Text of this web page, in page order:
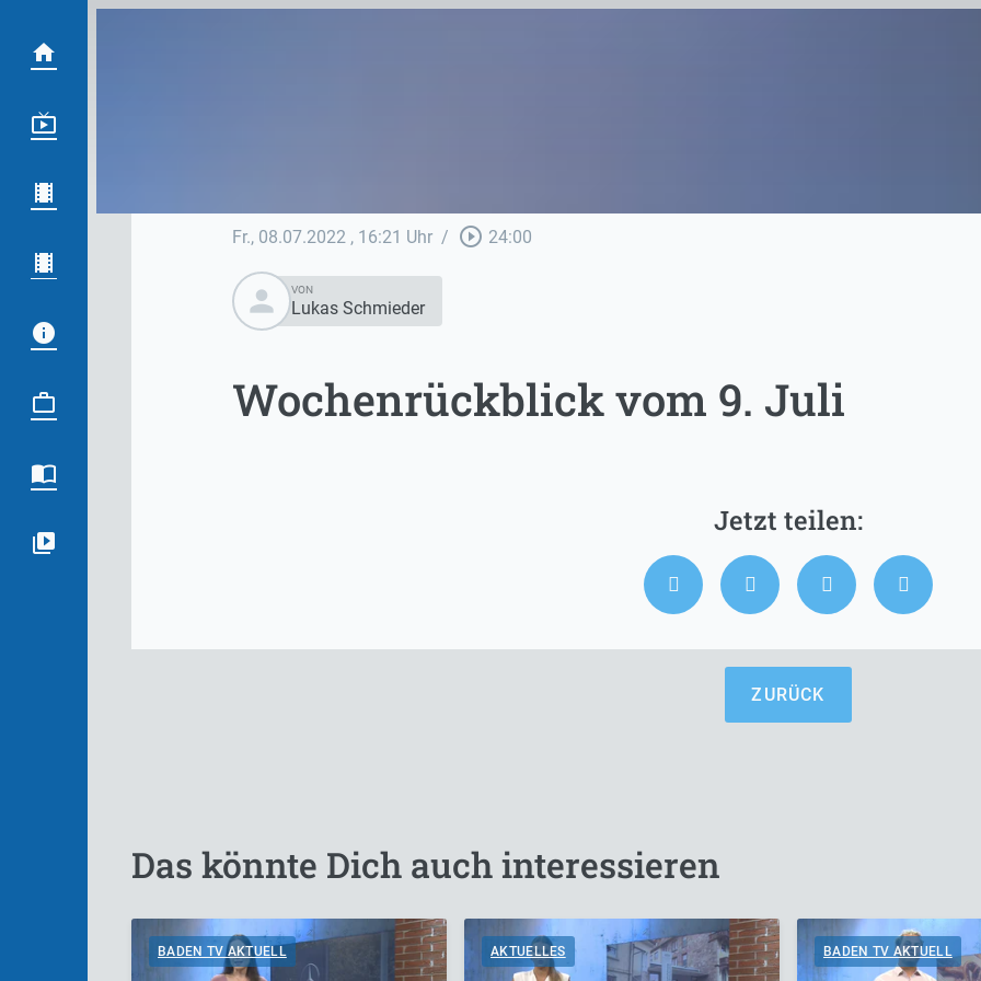
Fr., 08.07.2022 , 16:21 Uhr / play_circle_outline 24:00
person
VON
Lukas Schmieder
Wochenrückblick vom 9. Juli
ZURÜCK
Das könnte Dich auch interessieren
BADEN TV AKTUELL AKTUELLES BADEN TV AKTUELL